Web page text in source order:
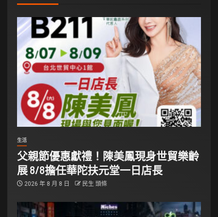
生活
父親節優惠獻禮！陳美鳳現身世貿樂齡
展 8/8擔任華陀扶元堂一日店長
2026 年 8 月 8 日 民生 頭條